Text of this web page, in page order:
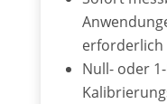
erforderlich
Null- oder